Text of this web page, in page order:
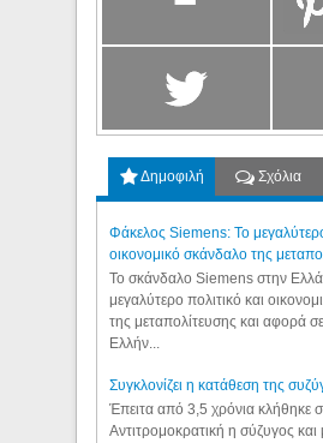
Δημοφιλή Σχόλια
Φάκελος Siemens: Το μεγαλύτερο
οικονομικό σκάνδαλο της
Το σκάνδαλο Siemens στην
μεγαλύτερο πολιτικό και
της μεταπολίτευσης και αφορά
Ελλήν...
Συγκλονίζει η κατάθεση της
Έπειτα από 3,5 χρόνια κλήθηκε
Αντιτρομοκρατική η σύζυγος